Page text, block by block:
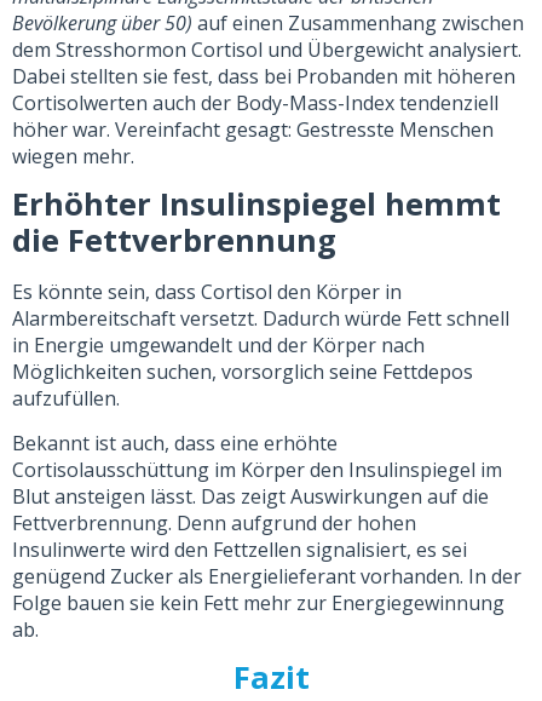
Bevölkerung über 50) auf einen Zusammenhang zwischen
dem Stresshormon Cortisol und Übergewicht analysiert.
Dabei stellten sie fest, dass bei Probanden mit höheren
Cortisolwerten auch der Body-Mass-Index tendenziell
höher war. Vereinfacht gesagt: Gestresste Menschen
wiegen mehr.
Erhöhter Insulinspiegel hemmt
die Fettverbrennung
Es könnte sein, dass Cortisol den Körper in
Alarmbereitschaft versetzt. Dadurch würde Fett schnell
in Energie umgewandelt und der Körper nach
Möglichkeiten suchen, vorsorglich seine Fettdepos
aufzufüllen.
Bekannt ist auch, dass eine erhöhte
Cortisolausschüttung im Körper den Insulinspiegel im
Blut ansteigen lässt. Das zeigt Auswirkungen auf die
Fettverbrennung. Denn aufgrund der hohen
Insulinwerte wird den Fettzellen signalisiert, es sei
genügend Zucker als Energielieferant vorhanden. In der
Folge bauen sie kein Fett mehr zur Energiegewinnung
ab.
Fazit